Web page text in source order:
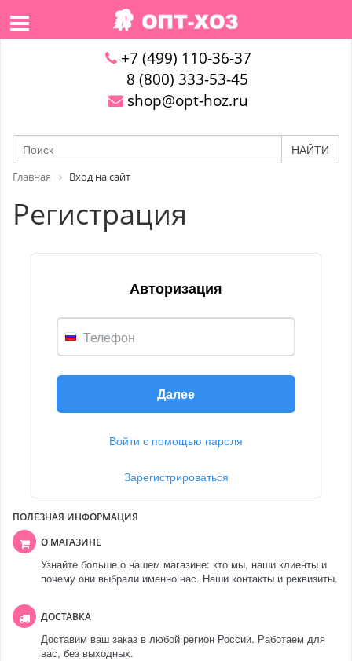
+7 (499) 110-36-37
8 (800) 333-53-45
shop@opt-hoz.ru
НАЙТИ
Главная Вход на сайт
Регистрация
Авторизация
Телефон
Далее
Войти с помощью пароля
Зарегистрироваться
ПОЛЕЗНАЯ ИНФОРМАЦИЯ
О МАГАЗИНЕ
Узнайте больше о нашем магазине: кто мы, наши клиенты и
почему они выбрали именно нас. Наши контакты и реквизиты.
ДОСТАВКА
Доставим ваш заказ в любой регион России. Работаем для
вас, без выходных.